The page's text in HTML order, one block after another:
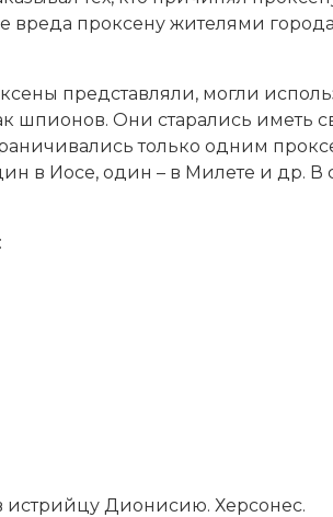
проксену жителями
представляли, могли
шпионов. Они старались иметь
только одним
в Иосе, один – в Милете и др.
:
истрийцу Дионисию. Херсонес.